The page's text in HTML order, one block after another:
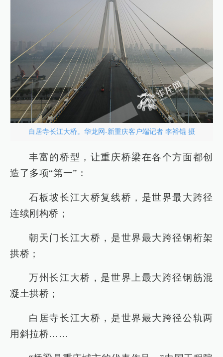
白居寺长江大桥。华龙网-新重庆客户端记者 李裕锟 摄
丰富的桥型，让重庆桥梁在各个方面都创
造了多项“第一”：
石板坡长江大桥复线桥，是世界最大跨径
连续刚构桥；
朝天门长江大桥，是世界最大跨径钢桁架
拱桥；
万州长江大桥，是世界上最大跨径钢筋混
凝土拱桥；
白居寺长江大桥，是世界最大跨径公轨两
用斜拉桥……